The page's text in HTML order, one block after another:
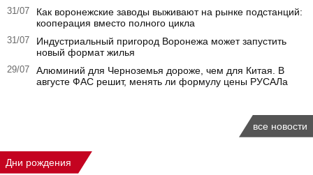
31/07
Как воронежские заводы выживают на рынке подстанций:
кооперация вместо полного цикла
31/07
Индустриальный пригород Воронежа может запустить
новый формат жилья
29/07
Алюминий для Черноземья дороже, чем для Китая. В
августе ФАС решит, менять ли формулу цены РУСАЛа
все новости
Дни рождения